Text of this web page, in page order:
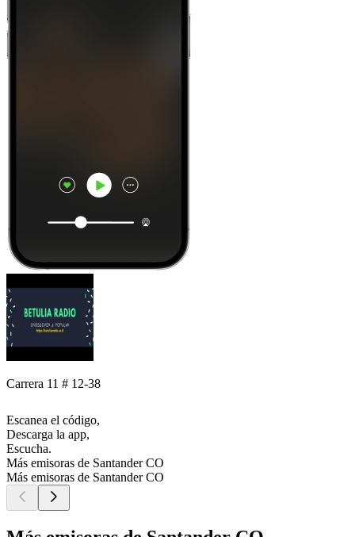
Carrera 11 # 12-38
Escanea el código,
Descarga la app,
Escucha.
Más emisoras de Santander CO
Más emisoras de Santander CO